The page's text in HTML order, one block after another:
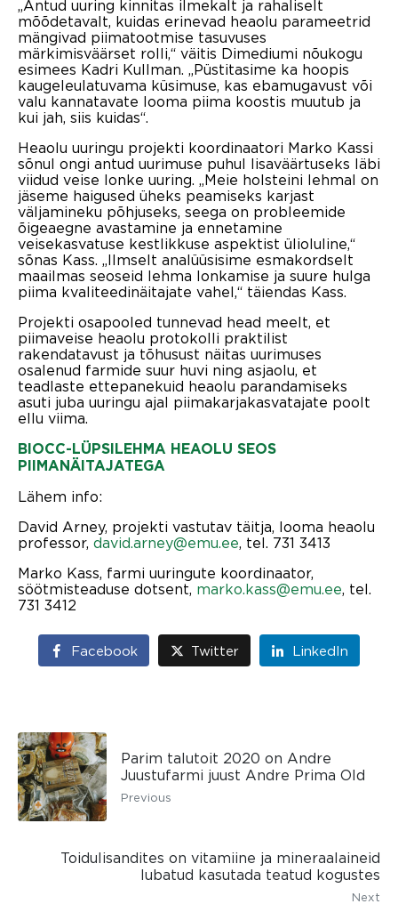
„Antud uuring kinnitas ilmekalt ja rahaliselt
mõõdetavalt, kuidas erinevad heaolu parameetrid
mängivad piimatootmise tasuvuses
märkimisväärset rolli,“ väitis Dimediumi nõukogu
esimees Kadri Kullman. „Püstitasime ka hoopis
kaugeleulatuvama küsimuse, kas ebamugavust või
valu kannatavate looma piima koostis muutub ja
kui jah, siis kuidas“.
Heaolu uuringu projekti koordinaatori Marko Kassi
sõnul ongi antud uurimuse puhul lisaväärtuseks läbi
viidud veise lonke uuring. „Meie holsteini lehmal on
jäseme haigused üheks peamiseks karjast
väljamineku põhjuseks, seega on probleemide
õigeaegne avastamine ja ennetamine
veisekasvatuse kestlikkuse aspektist ülioluline,“
sõnas Kass. „Ilmselt analüüsisime esmakordselt
maailmas seoseid lehma lonkamise ja suure hulga
piima kvaliteedinäitajate vahel,“ täiendas Kass.
Projekti osapooled tunnevad head meelt, et
piimaveise heaolu protokolli praktilist
rakendatavust ja tõhusust näitas uurimuses
osalenud farmide suur huvi ning asjaolu, et
teadlaste ettepanekuid heaolu parandamiseks
asuti juba uuringu ajal piimakarjakasvatajate poolt
ellu viima.
BIOCC-LÜPSILEHMA HEAOLU SEOS
PIIMANÄITAJATEGA
Lähem info:
David Arney, projekti vastutav täitja, looma heaolu
professor, david.arney@emu.ee, tel. 731 3413
Marko Kass, farmi uuringute koordinaator,
söötmisteaduse dotsent, marko.kass@emu.ee, tel.
731 3412
Facebook Twitter LinkedIn
Parim talutoit 2020 on Andre
Juustufarmi juust Andre Prima Old
Previous
Toidulisandites on vitamiine ja mineraalaineid
lubatud kasutada teatud kogustes
Next